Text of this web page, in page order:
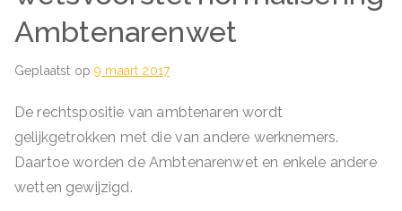
Medezegg
Ambtenarenwet
Geplaatst op9 maart 2017
De rechtspositie van ambtenaren wordt
gelijkgetrokken met die van andere werknemers.
Daartoe worden de Ambtenarenwet en enkele andere
wetten gewijzigd.